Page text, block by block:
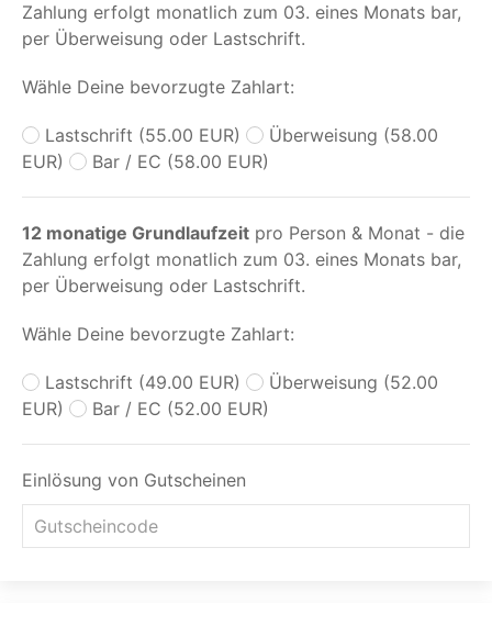
Zahlung erfolgt monatlich zum 03. eines Monats bar,
per Überweisung oder Lastschrift.
Wähle Deine bevorzugte Zahlart:
Lastschrift (55.00 EUR)
Überweisung (58.00
EUR)
Bar / EC (58.00 EUR)
12 monatige Grundlaufzeit pro Person & Monat - die
Zahlung erfolgt monatlich zum 03. eines Monats bar,
per Überweisung oder Lastschrift.
Wähle Deine bevorzugte Zahlart:
Lastschrift (49.00 EUR)
Überweisung (52.00
EUR)
Bar / EC (52.00 EUR)
Einlösung von Gutscheinen